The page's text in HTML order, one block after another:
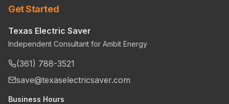
Get Started
Texas Electric Saver
Independent Consultant for Ambit Energy
(361) 788-3521
save@texaselectricsaver.com
Business Hours